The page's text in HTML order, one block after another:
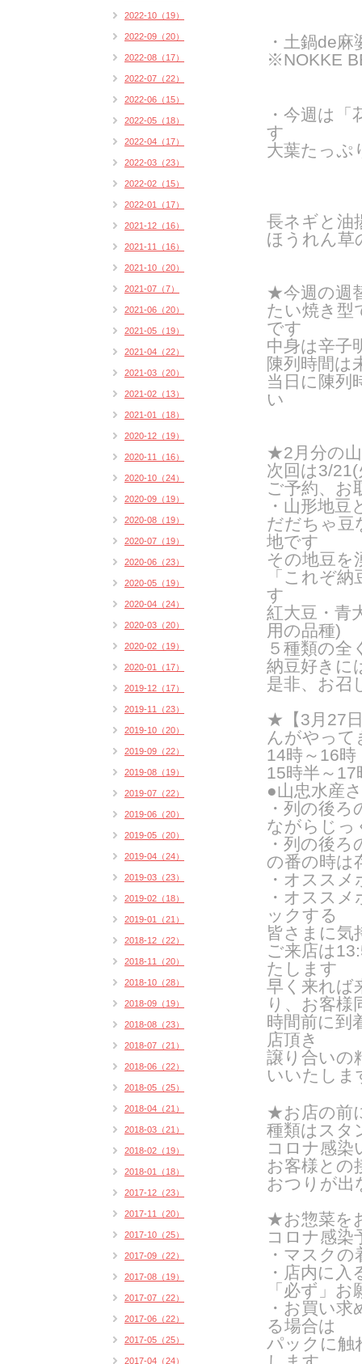
・土鍋de麻
※NOKKE
・今週は
す
大葉たっぷ
長ネギと油
ほうれん草
★今週の週
たい焼き型
です
中身は辛子
陳列時間は
当日に陳列
い
★2月分の
次回は3/
ご予約、お
・山形地
だだちゃ豆
地です
その地豆を
「これぞ
す
紅大豆・青
用の品種)
５種類の全
納豆好きに
是非、お召
★【3月27
んがやって
14時～16
15時半～
●山忠水産
・列の後
ながらじっ
・列の後
の番の時は
・オスス
・オスス
ックする
皆さまに気
ご来店は
たします
早く来れば
り、お客様
時間前に到
店頂き
譲り合いの
いいたしま
★お店の前
種類はスタ
コロナ感染
お客様との
おつりが出
★お惣菜を
コロナ感染
・マスク
・店内に
「必ず」
・お買い
る場合は
パックに触
2022-10（19）
2022-09（20）
2022-08（17）
2022-07（22）
2022-06（15）
2022-05（18）
2022-04（17）
2022-03（23）
2022-02（15）
2022-01（17）
2021-12（16）
2021-11（16）
2021-10（20）
2021-07（7）
2021-06（20）
2021-05（19）
2021-04（22）
2021-03（20）
2021-02（13）
2021-01（18）
2020-12（19）
2020-11（16）
2020-10（24）
2020-09（19）
2020-08（19）
2020-07（19）
2020-06（23）
2020-05（19）
2020-04（24）
2020-03（20）
2020-02（19）
2020-01（17）
2019-12（17）
2019-11（23）
2019-10（20）
2019-09（22）
2019-08（19）
2019-07（22）
2019-06（20）
2019-05（20）
2019-04（24）
2019-03（23）
2019-02（18）
2019-01（21）
2018-12（22）
2018-11（20）
2018-10（28）
2018-09（19）
2018-08（23）
2018-07（21）
2018-06（22）
2018-05（25）
2018-04（21）
2018-03（21）
2018-02（19）
2018-01（18）
2017-12（23）
2017-11（20）
2017-10（25）
2017-09（22）
2017-08（19）
2017-07（22）
2017-06（22）
2017-05（25）
2017-04（24）